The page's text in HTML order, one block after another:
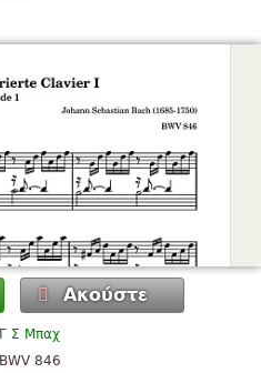
Ακούστε
Γ Σ Μπαχ
BWV 846